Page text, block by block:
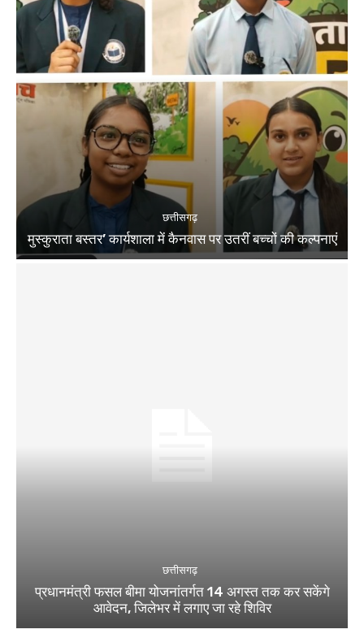
छत्तीसगढ़
मुस्कुराता बस्तर’ कार्यशाला में कैनवास पर उतरीं बच्चों की कल्पनाएं
छत्तीसगढ़
प्रधानमंत्री फसल बीमा योजनांतर्गत 14 अगस्त तक कर सकेंगे
आवेदन, जिलेभर में लगाए जा रहे शिविर